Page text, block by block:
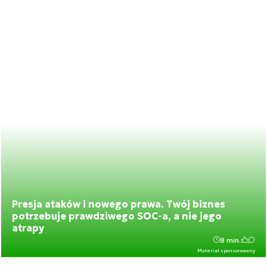
Presja ataków i nowego prawa. Twój biznes
potrzebuje prawdziwego SOC-a, a nie jego
atrapy
Materiał sponsorowany
8 min.